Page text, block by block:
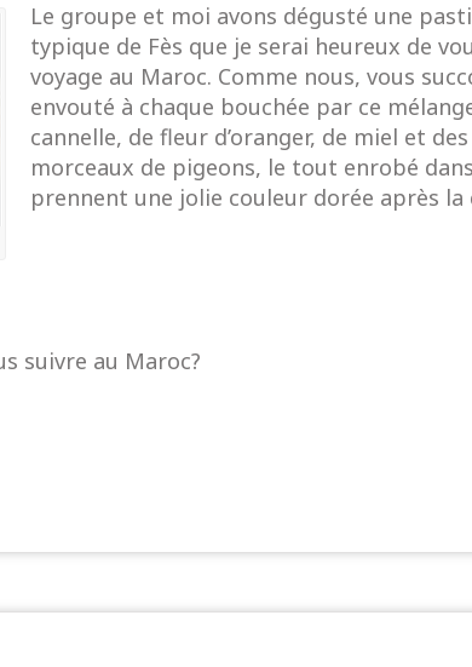
Le groupe et moi avons dégusté une
typique de Fès que je serai heureux de
voyage au Maroc. Comme nous, vous
envouté à chaque bouchée par ce
cannelle, de fleur d’oranger, de miel et
morceaux de pigeons, le tout enrobé
prennent une jolie couleur dorée après la
suivre au Maroc?